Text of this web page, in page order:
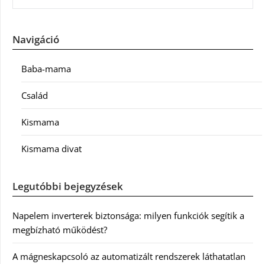
Navigáció
Baba-mama
Család
Kismama
Kismama divat
Legutóbbi bejegyzések
Napelem inverterek biztonsága: milyen funkciók segítik a
megbízható működést?
A mágneskapcsoló az automatizált rendszerek láthatatlan